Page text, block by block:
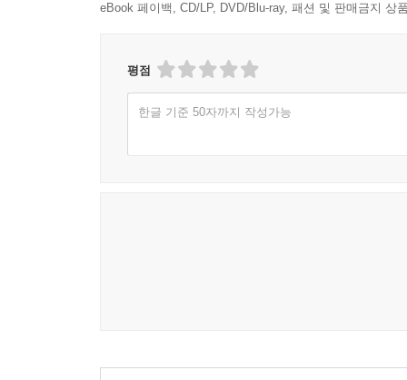
eBook 페이백, CD/LP, DVD/Blu-ray, 패션 및 판매금지 상
평점
한글 기준 50자까지 작성가능